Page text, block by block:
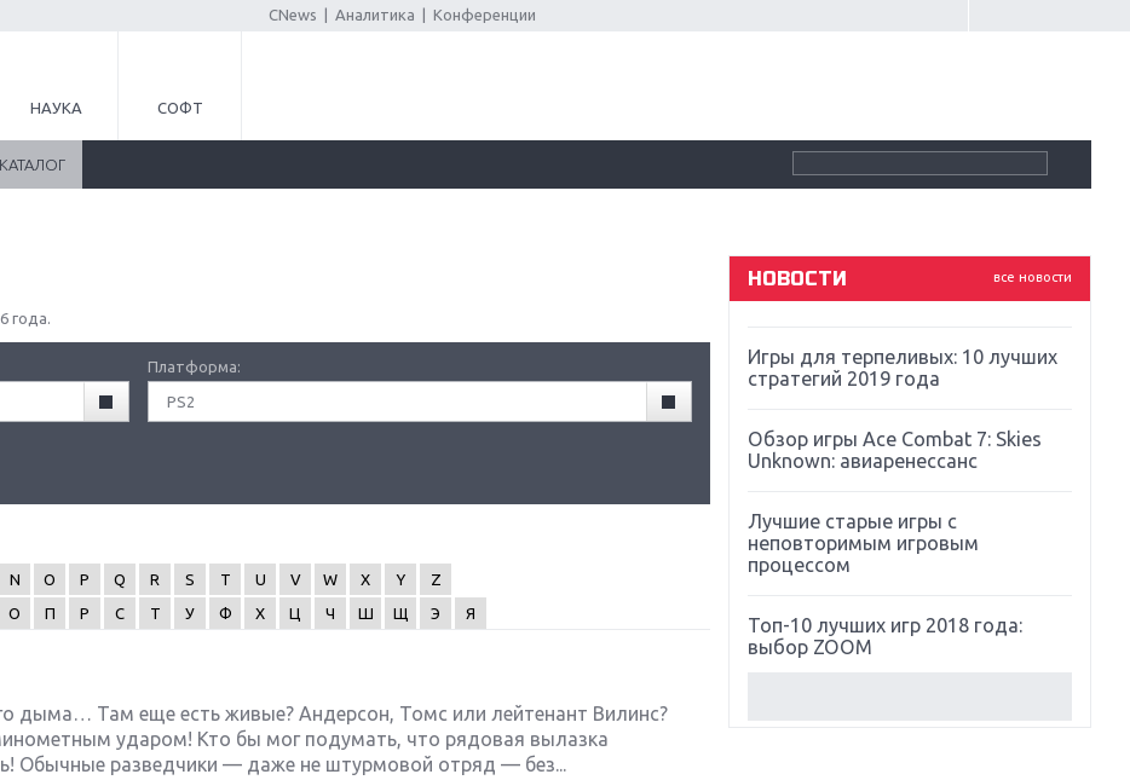
CNews Аналитика Конференции
НАУКА СОФТ
КАТАЛОГ
года.
Платформа:
PS2
N O P Q R S T U V W X Y
Z
О П Р С Т У Ф Х Ц Ч Ш Щ Э Я
дыма… Там еще есть живые? Андерсон, Томс или лейтенант Вилинс?
ударом! Кто бы мог подумать, что рядовая вылазка
Обычные разведчики — даже не штурмовой отряд — без...
все новости
НОВОСТИ
Souls
Far Cry 5: хвалить нельзя ругать
Игры для терпеливых: 10 лучших
стратегий 2019 года
Обзор игры Ace Combat 7: Skies
Unknown: авиаренессанс
Лучшие старые игры с
неповторимым игровым
процессом
Топ-10 лучших игр 2018 года:
выбор ZOOM